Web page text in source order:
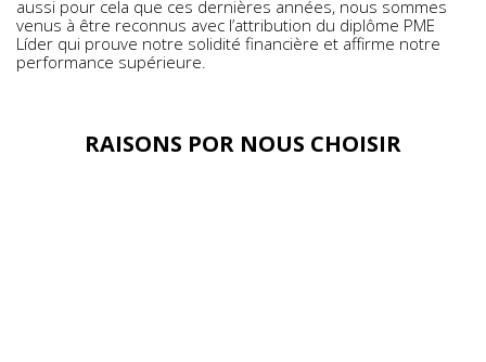
aussi pour cela que ces dernières années, nous sommes
venus à être reconnus avec l’attribution du diplôme PME
Líder qui prouve notre solidité financière et affirme notre
performance supérieure.
RAISONS POR NOUS CHOISIR